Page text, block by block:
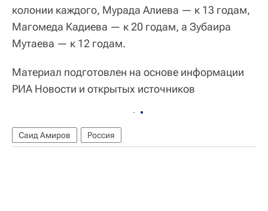
колонии каждого, Мурада Алиева — к 13 годам,
Магомеда Кадиева — к 20 годам, а Зубаира
Мутаева — к 12 годам.
Материал подготовлен на основе информации
РИА Новости и открытых источников
Саид Амиров Россия